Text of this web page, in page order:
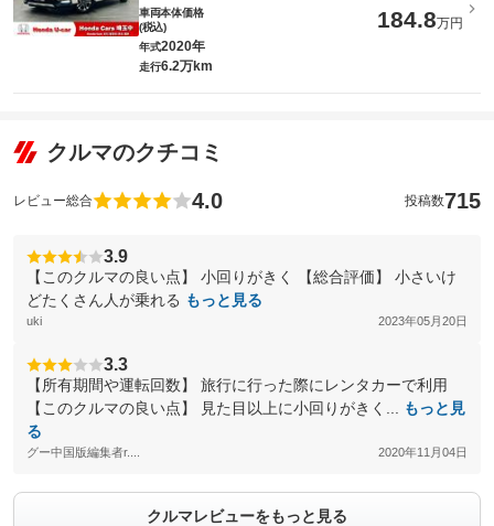
車両本体価格
(税込)
184.8万円
年式2020年
走行6.2万km
クルマのクチコミ
レビュー総合 4.0 投稿数715
3.9
【このクルマの良い点】 小回りがきく 【総合評価】 小さいけ
どたくさん人が乗れる もっと見る
uki 2023年05月20日
3.3
【所有期間や運転回数】 旅行に行った際にレンタカーで利用
【このクルマの良い点】 見た目以上に小回りがきく...
もっと見
る
グー中国版編集者r.... 2020年11月04日
クルマレビューをもっと見る